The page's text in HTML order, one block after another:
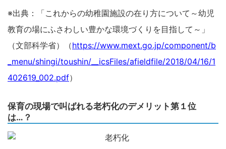
※出典：「これからの幼稚園施設の在り方について～幼児
教育の場にふさわしい豊かな環境づくりを目指して～」
（文部科学省）（https://www.mext.go.jp/component/b
_menu/shingi/toushin/__icsFiles/afieldfile/2018/04/16/1
402619_002.pdf）
保育の現場で叫ばれる老朽化のデメリット第１位
は…？